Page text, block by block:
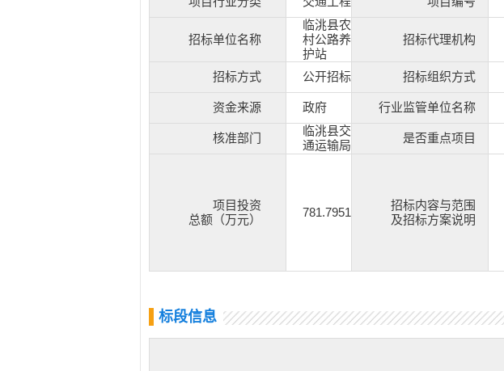
招标单位名称
临洮县农
村公路养
护站
招标代理机构
招标方式 公开招标 招标组织方式
资金来源 政府 行业监管单位名称
核准部门
临洮县交
通运输局
是否重点项目
项目投资
总额（万元）
781.7951
招标内容与范围
及招标方案说明
标段信息